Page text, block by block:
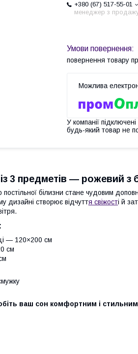
+380 (67) 517-55-01
менеджер з
повернення товару
У компанії
будь-який товар не
3 предметів — рожевий з
постільної білизни стане чудовим
дизайні створює відчуття свіжості й
— 120×200 см
см
ваш сон комфортним і